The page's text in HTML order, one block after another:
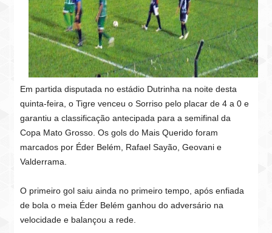
Em partida disputada no estádio Dutrinha na noite desta
quinta-feira, o Tigre venceu o Sorriso pelo placar de 4 a 0 e
garantiu a classificação antecipada para a semifinal da
Copa Mato Grosso. Os gols do Mais Querido foram
marcados por Éder Belém, Rafael Sayão, Geovani e
Valderrama.
O primeiro gol saiu ainda no primeiro tempo, após enfiada
de bola o meia Éder Belém ganhou do adversário na
velocidade e balançou a rede.